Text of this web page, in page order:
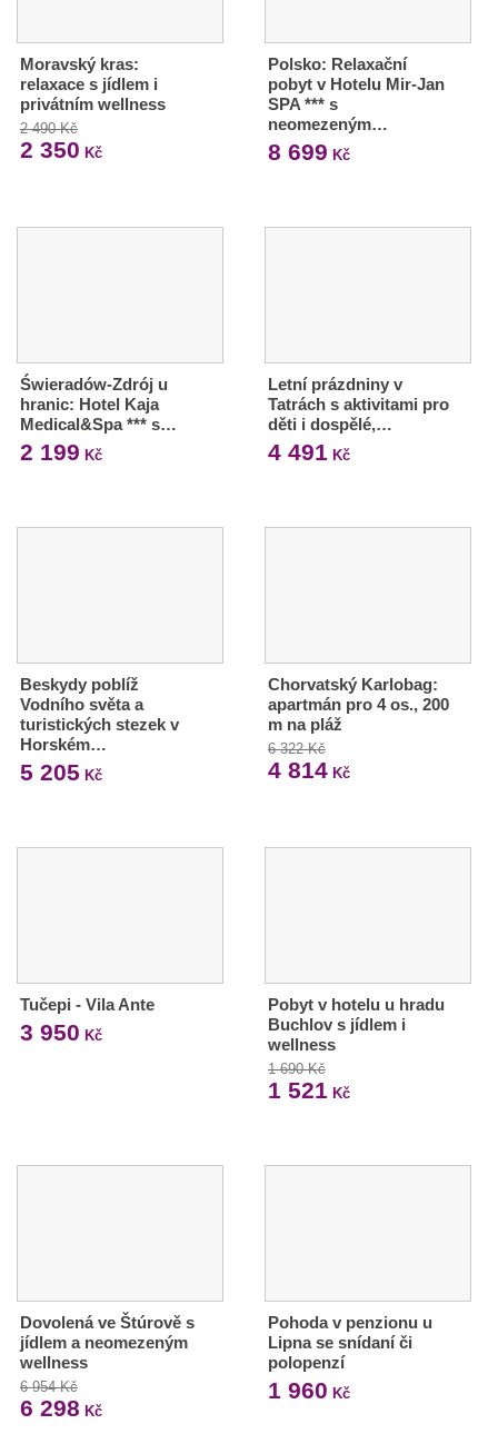
Moravský kras:
relaxace s jídlem i
privátním wellness
2 490 Kč
2 350 Kč
Polsko: Relaxační
pobyt v Hotelu Mir-Jan
SPA *** s
neomezeným…
8 699 Kč
Świeradów-Zdrój u
hranic: Hotel Kaja
Medical&Spa *** s…
2 199 Kč
Letní prázdniny v
Tatrách s aktivitami pro
děti i dospělé,…
4 491 Kč
Beskydy poblíž
Vodního světa a
turistických stezek v
Horském…
5 205 Kč
Chorvatský Karlobag:
apartmán pro 4 os., 200
m na pláž
6 322 Kč
4 814Kč
Tučepi - Vila Ante
3 950 Kč
Pobyt v hotelu u hradu
Buchlov s jídlem i
wellness
1 690 Kč
1 521 Kč
Dovolená ve Štúrově s
jídlem a neomezeným
wellness
6 954 Kč
6 298 Kč
Pohoda v penzionu u
Lipna se snídaní či
polopenzí
1 960 Kč